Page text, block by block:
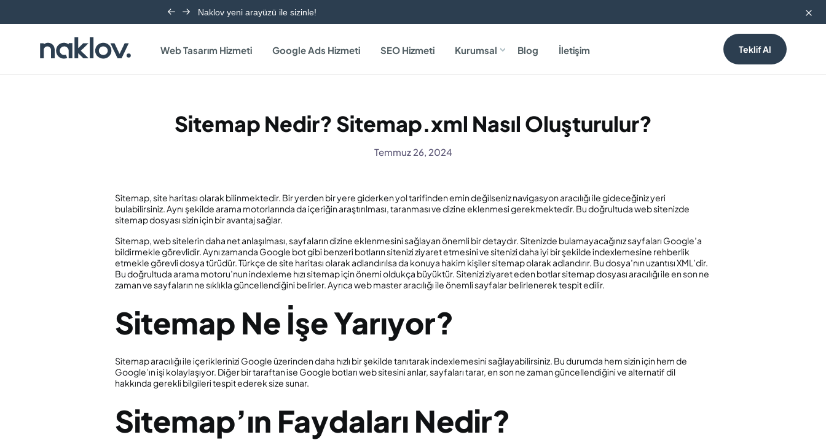
Naklov yeni arayüzü ile sizinle! Mail bültenimize abone olarak en güncel dijital
Web Tasarım Hizmeti Google Ads Hizmeti SEO Hizmeti Kurumsal Blog İletişim Teklif Al
Sitemap Nedir? Sitemap.xml Nasıl Oluşturulur?
Temmuz 26, 2024
Sitemap, site haritası olarak bilinmektedir. Bir yerden bir yere giderken yol tarifinden emin değilseniz navigasyon aracılığı ile gideceğiniz yeri
bulabilirsiniz. Aynı şekilde arama motorlarında da içeriğin araştırılması, taranması ve dizine eklenmesi gerekmektedir. Bu doğrultuda web sitenizde
sitemap dosyası sizin için bir avantaj sağlar.
Sitemap, web sitelerin daha net anlaşılması, sayfaların dizine eklenmesini sağlayan önemli bir detaydır. Sitenizde bulamayacağınız sayfaları Google’a
bildirmekle görevlidir. Aynı zamanda Google bot gibi benzeri botların sitenizi ziyaret etmesini ve sitenizi daha iyi bir şekilde indexlemesine rehberlik
etmekle görevli dosya türüdür. Türkçe de site haritası olarak adlandırılsa da konuya hakim kişiler sitemap olarak adlandırır. Bu dosya’nın uzantısı XML’dir.
Bu doğrultuda arama motoru’nun indexleme hızı sitemap için önemi oldukça büyüktür. Sitenizi ziyaret eden botlar sitemap dosyası aracılığı ile en son ne
zaman ve sayfaların ne sıklıkla güncellendiğini belirler. Ayrıca web master aracılığı ile önemli sayfalar belirlenerek tespit edilir.
Sitemap Ne İşe Yarıyor?
Sitemap aracılığı ile içeriklerinizi Google üzerinden daha hızlı bir şekilde tanıtarak indexlemesini sağlayabilirsiniz. Bu durumda hem sizin için hem de
Google’ın işi kolaylaşıyor. Diğer bir taraftan ise Google botları web sitesini anlar, sayfaları tarar, en son ne zaman güncellendiğini ve alternatif dil
hakkında gerekli bilgileri tespit ederek size sunar.
Sitemap’ın Faydaları Nedir?